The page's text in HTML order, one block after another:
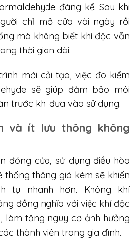
đáng kể. Sau khi
chỉ mở cửa vài ngày rồi
mà không biết khí độc vẫn
thời gian dài.
mới cải tạo, việc đo kiểm
sẽ giúp đảm bảo môi
trước khi đưa vào sử dụng.
và ít lưu thông không
đóng cửa, sử dụng điều hòa
thống thông gió kém sẽ khiến
tụ nhanh hơn. Không khí
đồng nghĩa với việc khí độc
làm tăng nguy cơ ảnh hưởng
thành viên trong gia đình.